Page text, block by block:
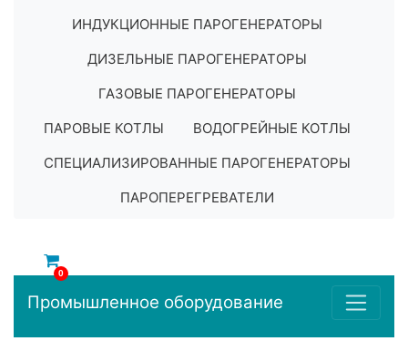
ИНДУКЦИОННЫЕ ПАРОГЕНЕРАТОРЫ
ДИЗЕЛЬНЫЕ ПАРОГЕНЕРАТОРЫ
ГАЗОВЫЕ ПАРОГЕНЕРАТОРЫ
ПАРОВЫЕ КОТЛЫ
ВОДОГРЕЙНЫЕ КОТЛЫ
СПЕЦИАЛИЗИРОВАННЫЕ ПАРОГЕНЕРАТОРЫ
ПАРОПЕРЕГРЕВАТЕЛИ
0
Промышленное оборудование